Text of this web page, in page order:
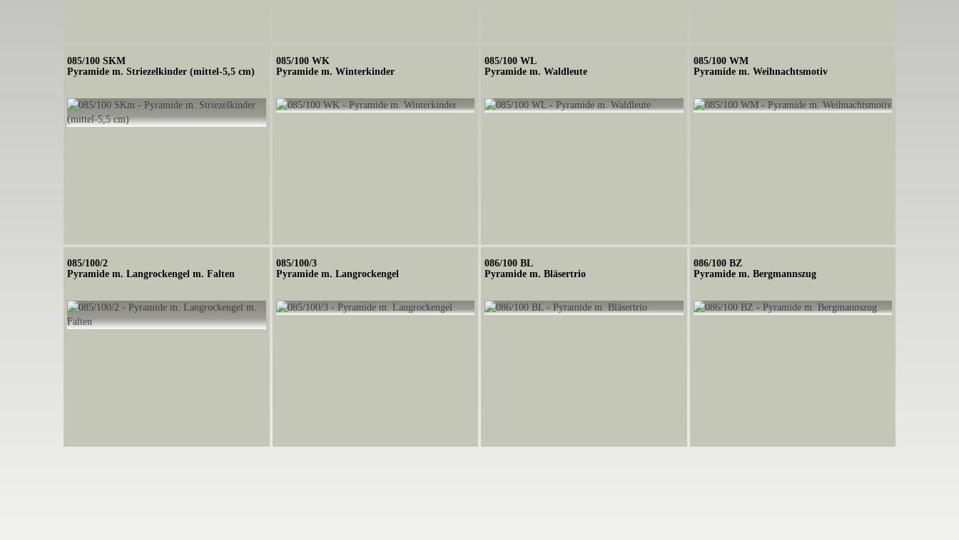
085/100 SKM
Pyramide m. Striezelkinder (mittel-5,5 cm)
085/100 WK
Pyramide m. Winterkinder
085/100 WL
Pyramide m. Waldleute
085/100 WM
Pyramide m. Weihnachtsmotiv
085/100/2
Pyramide m. Langrockengel m. Falten
085/100/3
Pyramide m. Langrockengel
086/100 BL
Pyramide m. Bläsertrio
086/100 BZ
Pyramide m. Bergmannszug